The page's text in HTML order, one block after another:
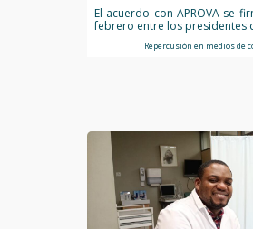
El acuerdo con APROVA se
febrero entre los presidentes
Repercusión en medios de